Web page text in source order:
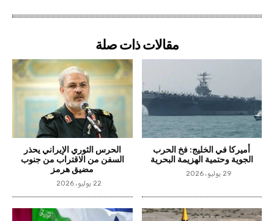
مقالات ذات صلة
أميركا في الخليج: فخ الحرب
الجوية وحتمية الهزيمة البحرية
29 يوليو، 2026
الحرس الثوري الإيراني يحذر
السفن من الاقتراب من جنوب
مضيق هرمز
22 يوليو، 2026